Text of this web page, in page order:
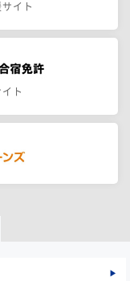
イト
ト